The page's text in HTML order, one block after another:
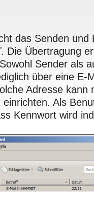
das Senden und
Die Übertragung
Sender als
über eine E-
Adresse kann
Als
Kennwort wird